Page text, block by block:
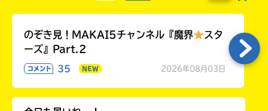
のぞき見！MAKAI5チャンネル『魔界
スタ
ーズ』Part.2
コメント 35 NEW 2026年08月03日